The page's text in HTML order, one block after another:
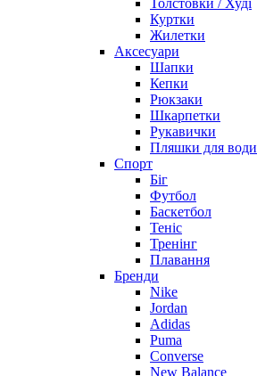
Куртки
Жилетки
Аксесуари
Шапки
Кепки
Рюкзаки
Шкарпетки
Рукавички
Пляшки для води
Спорт
Біг
Футбол
Баскетбол
Теніс
Тренінг
Плавання
Бренди
Nike
Jordan
Adidas
Puma
Converse
New Balance